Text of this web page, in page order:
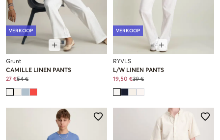
VERKOOP
Grunt
CAMILLE LINEN PANTS
27 €54 €
VERKOOP
RYVLS
L/W LINEN PANTS
19,50 €39 €